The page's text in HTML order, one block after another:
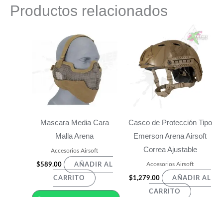
Productos relacionados
Mascara Media Cara
Malla Arena
Accesorios Airsoft
$589.00 AÑADIR AL
CARRITO
Casco de Protección Tipo
Emerson Arena Airsoft
Correa Ajustable
Accesorios Airsoft
$1,279.00 AÑADIR AL
CARRITO